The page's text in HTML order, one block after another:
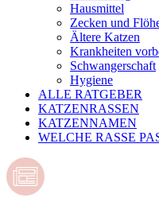
Hausmittel
Zecken und
Ältere Katzen
Krankheiten
Schwangerschaft
Hygiene
ALLE RATGEBER
KATZENRASSEN
KATZENNAMEN
WELCHE RASSE